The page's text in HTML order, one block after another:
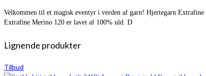
Velkommen til et magisk eventyr i verden af garn! Hjertegarn
Extrafine Merino 120 er lavet af 100% uld. D
Lignende produkter
Tilbud